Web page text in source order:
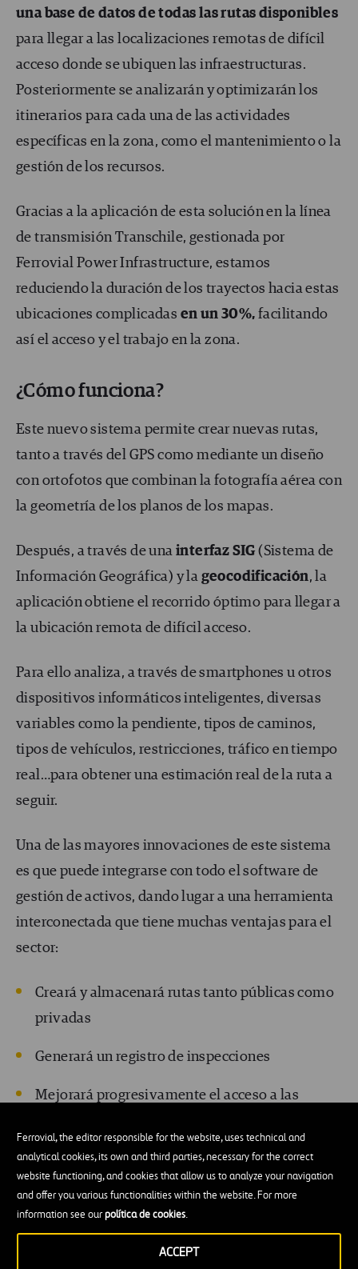
Ferrovial, the editor responsible for the website, uses technical and
analytical cookies, its own and third parties, necessary for the correct
website functioning, and cookies that allow us to analyze your navigation
and offer you various functionalities within the website. For more
information see ourpolítica de cookies.
ACCEPT
una base de datos de todas las rutas disponibles
para llegar a las localizaciones remotas de difícil
acceso donde se ubiquen las infraestructuras.
Posteriormente se analizarán y optimizarán los
itinerarios para cada una de las actividades
específicas en la zona, como el mantenimiento o la
gestión de los recursos.
Gracias a la aplicación de esta solución en la línea
de transmisión Transchile, gestionada por
Ferrovial Power Infrastructure, estamos
reduciendo la duración de los trayectos hacia estas
ubicaciones complicadas en un 30%,facilitando
así el acceso y el trabajo en la zona.
¿Cómo funciona?
Este nuevo sistema permite crear nuevas rutas,
tanto a través del GPS como mediante un diseño
con ortofotos que combinan la fotografía aérea con
la geometría de los planos de los mapas.
Después, a través de una interfaz SIG(Sistema de
Información Geográfica) y la geocodificación, la
aplicación obtiene el recorrido óptimo para llegar a
la ubicación remota de difícil acceso.
Para ello analiza, a través de smartphones u otros
dispositivos informáticos inteligentes, diversas
variables como la pendiente, tipos de caminos,
tipos de vehículos, restricciones, tráfico en tiempo
real…para obtener una estimación real de la ruta a
seguir.
Una de las mayores innovaciones de este sistema
es que puede integrarse con todo el software de
gestión de activos, dando lugar a una herramienta
interconectada que tiene muchas ventajas para el
sector:
Creará y almacenará rutas tanto públicas como
privadas
Generará un registro de inspecciones
Mejorará progresivamente el acceso a las
parámetros de las rutas
Optimizará la planificación y reducción de
tiempos involucrados en el mantenimiento
Facilitará la adopción, gracias a la